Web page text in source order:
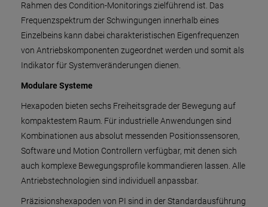
Rahmen des Condition-Monitorings zielführend ist. Das
Frequenzspektrum der Schwingungen innerhalb eines
Einzelbeins kann dabei charakteristischen Eigenfrequenzen
von Antriebskomponenten zugeordnet werden und somit als
Indikator für Systemveränderungen dienen.
Modulare Systeme
Hexapoden bieten sechs Freiheitsgrade der Bewegung auf
kompaktestem Raum. Für industrielle Anwendungen sind
Kombinationen aus absolut messenden Positionssensoren,
Software und Motion Controllern verfügbar, mit denen sich
auch komplexe Bewegungsprofile kommandieren lassen. Alle
Antriebstechnologien sind individuell anpassbar.
Präzisionshexapoden von PI sind in der Standardausführung